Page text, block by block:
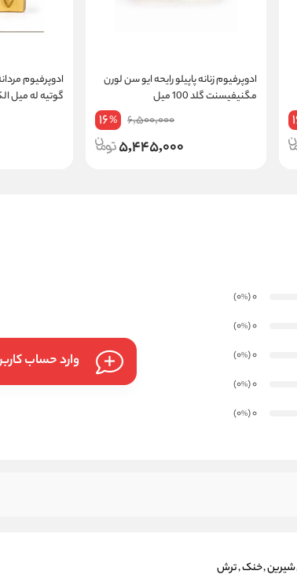
ادوپرفیوم زنانه پاپیلو رایحه ایو سن لورن
مگنیفیسنت گلد 100 میل
6,500,000
16%
5,445,000
ادوپرفیوم
گوتیه له میل الکسیر
0
(0
%
)
0
(0
%
)
0
(0
%
)
0
(0
%
)
0
(0
%
)
وارد حساب
شیرین , خنک , ترش